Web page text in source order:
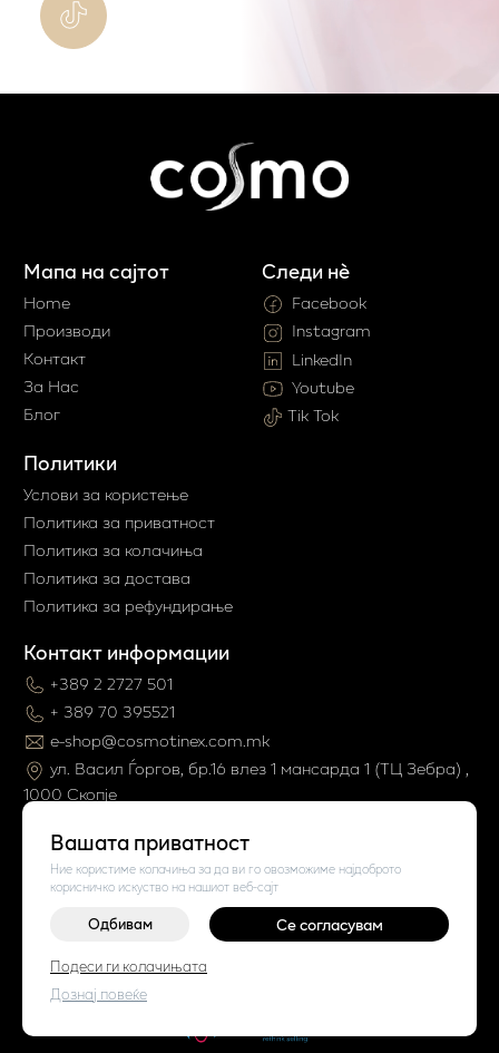
Вашата приватност
Ние користиме колачиња за да ви го овозможиме најдоброто
корисничко искуство на нашиот веб-сајт
Одбивам Се согласувам
Подеси ги колачињата
Дознај повеќе
Мапа на сајтот
Home
Производи
Контакт
За Нас
Блог
Политики
Услови за користење
Политика за приватност
Политика за колачиња
Политика за достава
Политика за рефундирање
Контакт информации
+389 2 2727 501
+ 389 70 395521
e-shop@cosmotinex.com.mk
ул. Васил Ѓоргов, бр.16 влез 1 мaнсарда 1 (ТЦ Зебра) ,
1000 Скопје
Следи нè
Facebook
Instagram
LinkedIn
Youtube
Tik Tok
©2026Vendor x
Поставки за колачиња